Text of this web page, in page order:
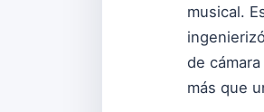
musical.
de
más que